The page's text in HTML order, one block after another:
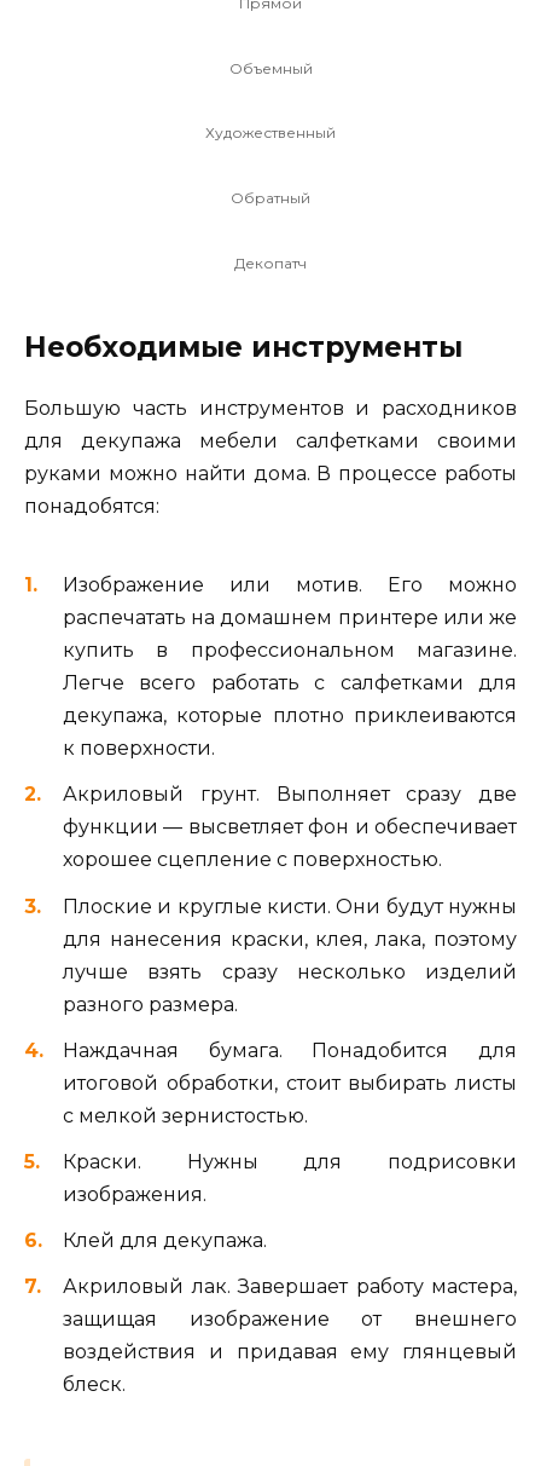
Объемный
Художественный
Обратный
Декопатч
Необходимые инструменты
Большую часть инструментов и расходников
для декупажа мебели салфетками своими
руками можно найти дома. В процессе работы
понадобятся:
Изображение или мотив. Его можно
распечатать на домашнем принтере или же
купить в профессиональном магазине.
Легче всего работать с салфетками для
декупажа, которые плотно приклеиваются
к поверхности.
Акриловый грунт. Выполняет сразу две
функции — высветляет фон и обеспечивает
хорошее сцепление с поверхностью.
Плоские и круглые кисти. Они будут нужны
для нанесения краски, клея, лака, поэтому
лучше взять сразу несколько изделий
разного размера.
Наждачная бумага. Понадобится для
итоговой обработки, стоит выбирать листы
с мелкой зернистостью.
Краски. Нужны для подрисовки
изображения.
Клей для декупажа.
Акриловый лак. Завершает работу мастера,
защищая изображение от внешнего
воздействия и придавая ему глянцевый
блеск.